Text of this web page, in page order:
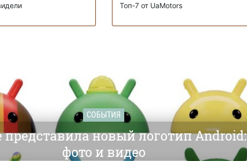
Топ-7 от UaMotors
СОБЫТИЯ
представила новый логотип Android:
фото и видео